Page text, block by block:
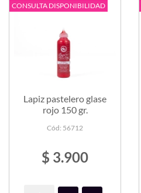
CONSULTA DISPONIBILIDAD
Lapiz pastelero glase
rojo 150 gr.
Cód: 56712
$ 3.900